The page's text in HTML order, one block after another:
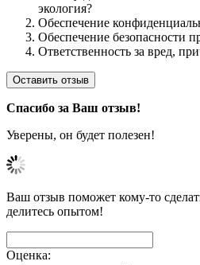
экология?
Обеспечение
Обеспечение безопасности
Ответственность за вред,
Оставить отзыв
Спасибо за Ваш отзыв!
Уверены, он будет полезен!
Ваш отзыв поможет кому-то
делитесь опытом!
Оценка: